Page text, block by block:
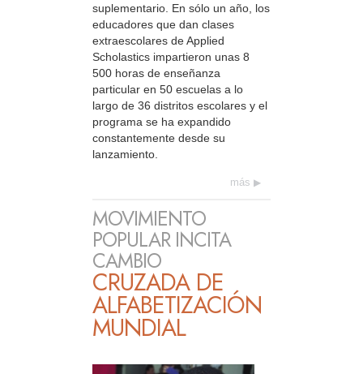
suplementario. En sólo un año, los
educadores que dan clases
extraescolares de Applied
Scholastics impartieron unas 8
500 horas de enseñanza
particular en 50 escuelas a lo
largo de 36 distritos escolares y el
programa se ha expandido
constantemente desde su
lanzamiento.
más
MOVIMIENTO
POPULAR INCITA
CAMBIO
CRUZADA DE
ALFABETIZACIÓN
MUNDIAL